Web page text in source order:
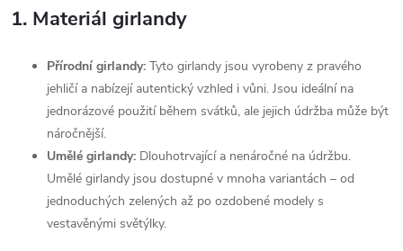
1. Materiál girlandy
Přírodní girlandy: Tyto girlandy jsou vyrobeny z pravého
jehličí a nabízejí autentický vzhled i vůni. Jsou ideální na
jednorázové použití během svátků, ale jejich údržba může být
náročnější.
Umělé girlandy: Dlouhotrvající a nenáročné na údržbu.
Umělé girlandy jsou dostupné v mnoha variantách – od
jednoduchých zelených až po ozdobené modely s
vestavěnými světýlky.